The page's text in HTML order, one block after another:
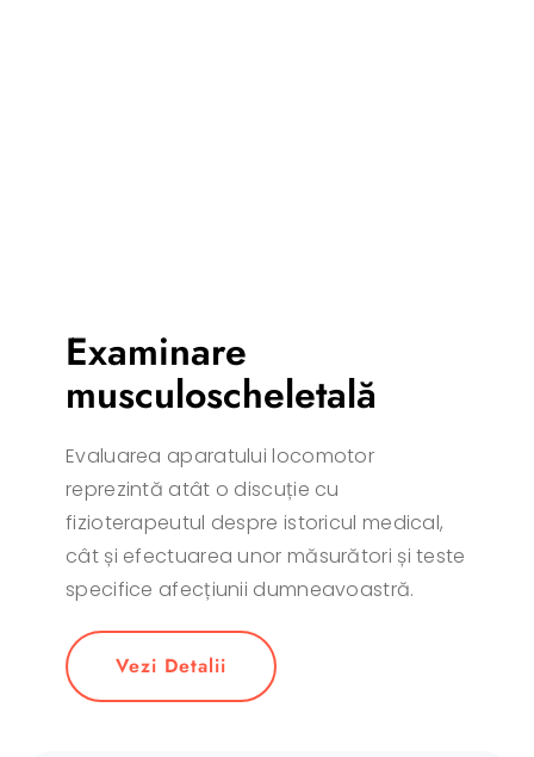
Examinare
musculoscheletală
Evaluarea aparatului locomotor
reprezintă atât o discuție cu
fizioterapeutul despre istoricul medical,
cât și efectuarea unor măsurători și teste
specifice afecțiunii dumneavoastră.
Vezi Detalii